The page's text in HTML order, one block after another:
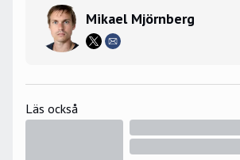
Mikael Mjörnberg
Läs också